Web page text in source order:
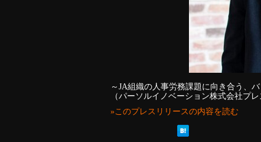
～JA組織の人事労務課題に向き合う、
（パーソルイノベーション株式会社プレ
»このプレスリリースの内容を読む